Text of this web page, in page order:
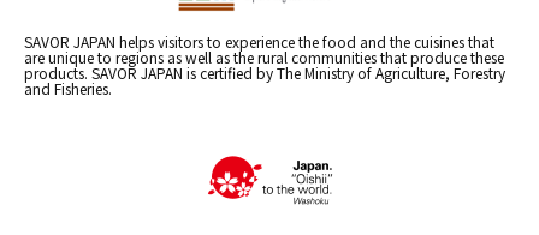
SAVOR JAPAN helps visitors to experience the food and the cuisines that
are unique to regions as well as the rural communities that produce these
products. SAVOR JAPAN is certified by The Ministry of Agriculture, Forestry
and Fisheries.